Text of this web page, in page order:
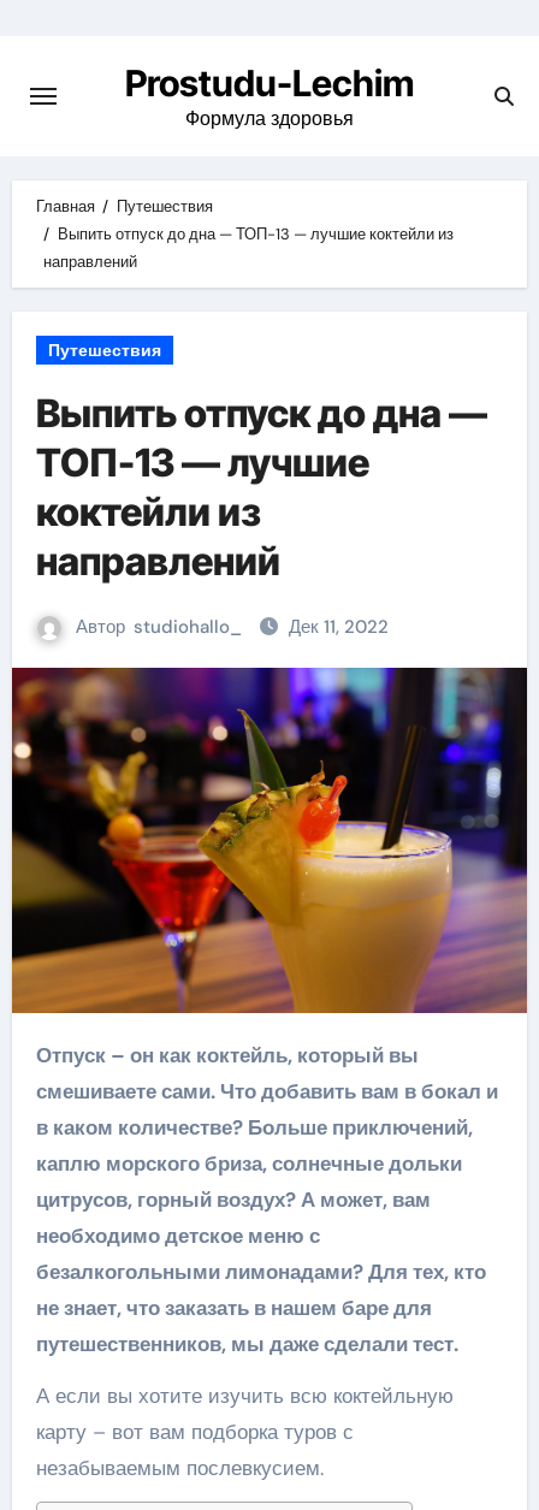
содержимому
Prostudu-Lechim
Формула здоровья
Главная
Путешествия
Выпить отпуск до дна — ТОП-13 — лучшие коктейли из
направлений
Путешествия
Выпить отпуск до дна —
ТОП-13 — лучшие
коктейли из
направлений
Автор studiohallo_ Дек 11, 2022
Отпуск – он как коктейль, который вы
смешиваете сами. Что добавить вам в бокал и
в каком количестве? Больше приключений,
каплю морского бриза, солнечные дольки
цитрусов, горный воздух? А может, вам
необходимо детское меню с
безалкогольными лимонадами? Для тех, кто
не знает, что заказать в нашем баре для
путешественников, мы даже сделали тест.
А если вы хотите изучить всю коктейльную
карту – вот вам подборка туров с
незабываемым послевкусием.